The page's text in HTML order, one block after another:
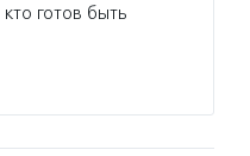
готов быть